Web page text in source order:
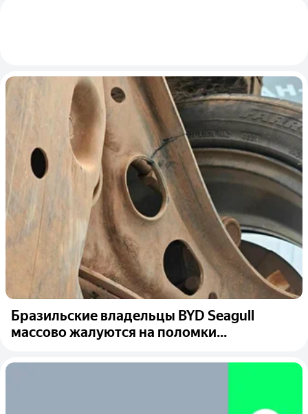
Бразильские владельцы BYD Seagull
массово жалуются на поломки...